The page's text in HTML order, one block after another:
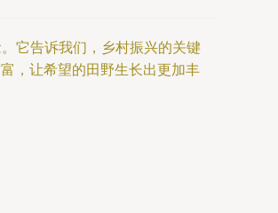
。它告诉我们，乡村振兴的关键
，让希望的田野生长出更加丰